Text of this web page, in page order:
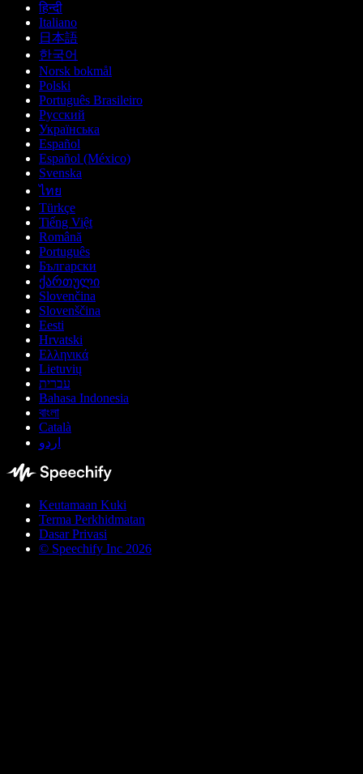
हिन्दी
Italiano
日本語
한국어
Norsk bokmål
Polski
Português Brasileiro
Русский
Українська
Español
Español (México)
Svenska
ไทย
Türkçe
Tiếng Việt
Română
Português
Български
ქართული
Slovenčina
Slovenščina
Eesti
Hrvatski
Ελληνικά
Lietuvių
עברית
Bahasa Indonesia
বাংলা
Català
اردو
Keutamaan Kuki
Terma Perkhidmatan
Dasar Privasi
© Speechify Inc 2026